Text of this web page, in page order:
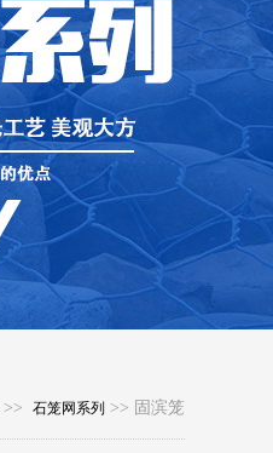
>> 石笼网系列 >> 固滨笼